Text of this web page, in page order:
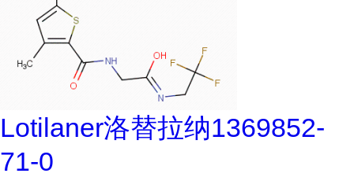
Lotilaner洛替拉纳1369852-
71-0